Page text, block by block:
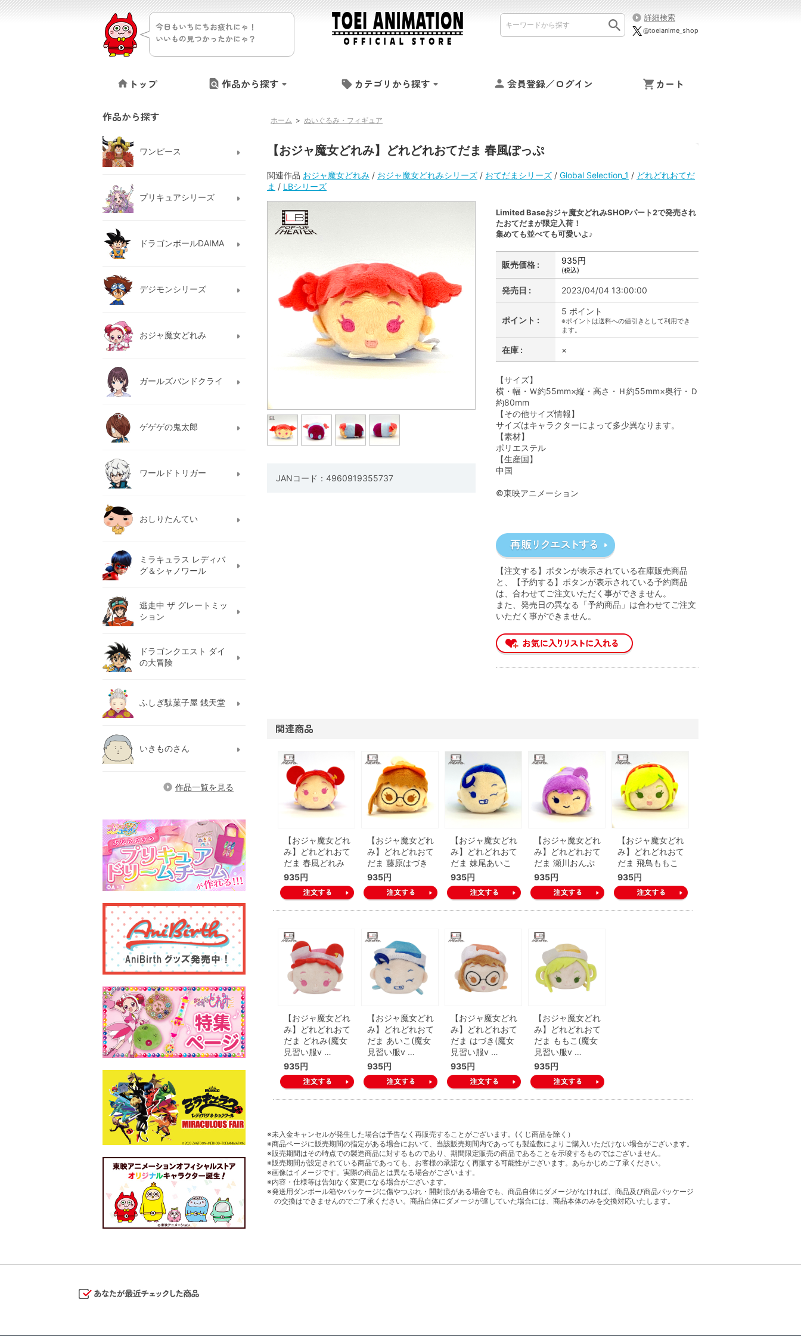
今日もいちにちお疲れにゃ！
いいもの見つかったかにゃ？
詳細検索
@toeianime_shop
トップ 作品から探す カテゴリから探す 会員登録／ログイン カート
ホーム > ぬいぐるみ・フィギュア
【おジャ魔女どれみ】どれどれおてだま 春風ぽっぷ
関連作品 おジャ魔女どれみ / おジャ魔女どれみシリーズ / おてだまシリーズ / Global Selection_1 / どれどれおてだ
ま / LBシリーズ
JANコード：4960919355737
Limited Baseおジャ魔女どれみSHOPパート2で発売され
たおてだまが限定入荷！
集めても並べても可愛いよ♪
販売価格 : 935円
(税込)
発売日 : 2023/04/04 13:00:00
ポイント :
5 ポイント
※ポイントは送料への値引きとして利用でき
ます。
在庫 : ×
【サイズ】
横・幅・Ｗ約55mm×縦・高さ・Ｈ約55mm×奥行・Ｄ
約80mm
【その他サイズ情報】
サイズはキャラクターによって多少異なります。
【素材】
ポリエステル
【生産国】
中国
©東映アニメーション
【注文する】ボタンが表示されている在庫販売商品
と、【予約する】ボタンが表示されている予約商品
は、合わせてご注文いただく事ができません。
また、発売日の異なる「予約商品」は合わせてご注文
いただく事ができません。
関連商品
【おジャ魔女どれ
み】どれどれおて
だま 春風どれみ
935円
【おジャ魔女どれ
み】どれどれおて
だま 藤原はづき
935円
【おジャ魔女どれ
み】どれどれおて
だま 妹尾あいこ
935円
【おジャ魔女どれ
み】どれどれおて
だま 瀬川おんぷ
935円
【おジャ魔女どれ
み】どれどれおて
だま 飛鳥ももこ
935円
【おジャ魔女どれ
み】どれどれおて
だま どれみ(魔女
見習い服v …
935円
【おジャ魔女どれ
み】どれどれおて
だま あいこ(魔女
見習い服v …
935円
【おジャ魔女どれ
み】どれどれおて
だま はづき(魔女
見習い服v …
935円
【おジャ魔女どれ
み】どれどれおて
だま ももこ(魔女
見習い服v …
935円
※未入金キャンセルが発生した場合は予告なく再販売することがございます。(くじ商品を除く）
※商品ページに販売期間の指定がある場合において、当該販売期間内であっても製造数によりご購入いただけない場合がございます。
※販売期間はその時点での製造商品に対するものであり、期間限定販売の商品であることを示唆するものではございません。
※販売期間が設定されている商品であっても、お客様の承諾なく再販する可能性がございます。あらかじめご了承ください。
※画像はイメージです。実際の商品とは異なる場合がございます。
※内容・仕様等は告知なく変更になる場合がございます。
※発送用ダンボール箱やパッケージに傷やつぶれ・開封痕がある場合でも、商品自体にダメージがなければ、商品及び商品パッケージ
の交換はできませんのでご了承ください。商品自体にダメージが達していた場合には、商品本体のみを交換対応いたします。
作品から探す
ワンピース
プリキュアシリーズ
ドラゴンボールDAIMA
デジモンシリーズ
おジャ魔女どれみ
ガールズバンドクライ
ゲゲゲの鬼太郎
ワールドトリガー
おしりたんてい
ミラキュラス レディバ
グ＆シャノワール
逃走中 ザ グレートミッ
ション
ドラゴンクエスト ダイ
の大冒険
ふしぎ駄菓子屋 銭天堂
いきものさん
作品一覧を見る